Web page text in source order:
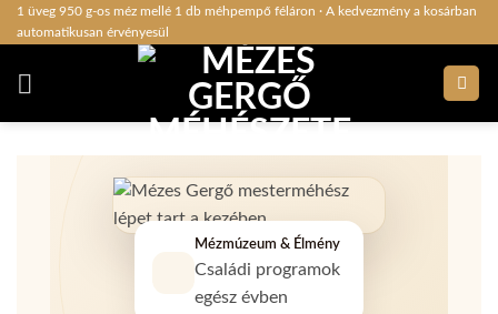
Skip1 üveg 950 g-os méz mellé 1 db méhpempő féláron · A kedvezmény a kosárban
automatikusan érvényesül
Mézmúzeum & Élmény
Családi programok
egész évben